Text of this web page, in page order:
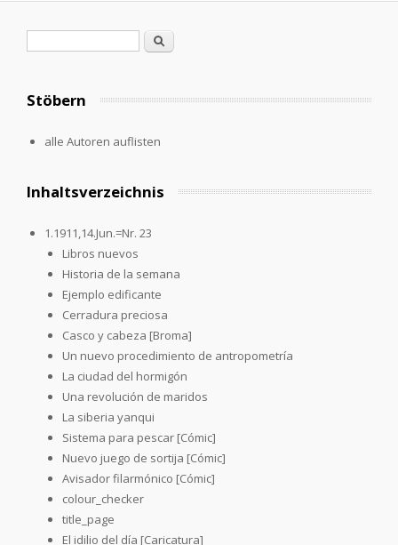
Search
Stöbern
alle Autoren auflisten
Inhaltsverzeichnis
1.1911,14.Jun.=Nr. 23
Libros nuevos
Historia de la semana
Ejemplo edificante
Cerradura preciosa
Casco y cabeza [Broma]
Un nuevo procedimiento de antropometría
La ciudad del hormigón
Una revolución de maridos
La siberia yanqui
Sistema para pescar [Cómic]
Nuevo juego de sortija [Cómic]
Avisador filarmónico [Cómic]
colour_checker
title_page
El idilio del día [Caricatura]